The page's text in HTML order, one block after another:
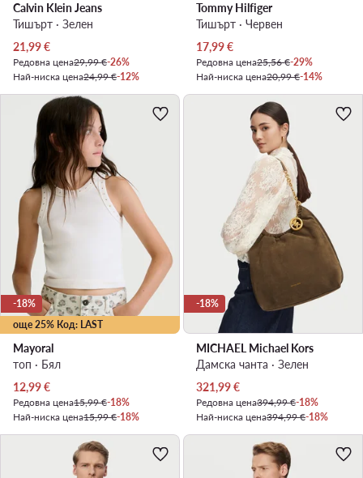
Calvin Klein Jeans
Тишърт · Зелен
Актуална цена
21,99€
Редовна цена29,99 €-26%
Най-ниска цена24,99 €-12%
Tommy Hilfiger
Тишърт · Червен
Актуална цена
17,99€
Редовна цена25,56 €-29%
Най-ниска цена20,99 €-14%
още 25% Код: LAST
-18%
Mayoral
топ · Бял
Актуална цена
12,99€
Редовна цена15,99 €-18%
Най-ниска цена15,99 €-18%
-18%
MICHAEL Michael Kors
Дамска чанта · Зелен
Актуална цена
321,99€
Редовна цена394,99 €-18%
Най-ниска цена394,99 €-18%